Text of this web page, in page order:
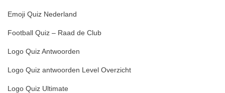
Emoji Quiz Nederland
Football Quiz – Raad de Club
Logo Quiz Antwoorden
Logo Quiz antwoorden Level Overzicht
Logo Quiz Ultimate